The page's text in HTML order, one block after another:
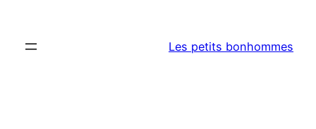
contenu
Les petits bonhommes